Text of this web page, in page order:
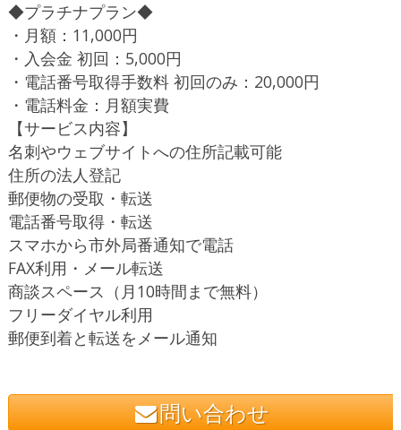
◆プラチナプラン◆
・月額：11,000円
・入会金 初回：5,000円
・電話番号取得手数料 初回のみ：20,000円
・電話料金：月額実費
【サービス内容】
名刺やウェブサイトへの住所記載可能
住所の法人登記
郵便物の受取・転送
電話番号取得・転送
スマホから市外局番通知で電話
FAX利用・メール転送
商談スペース（月10時間まで無料）
フリーダイヤル利用
郵便到着と転送をメール通知
問い合わせ